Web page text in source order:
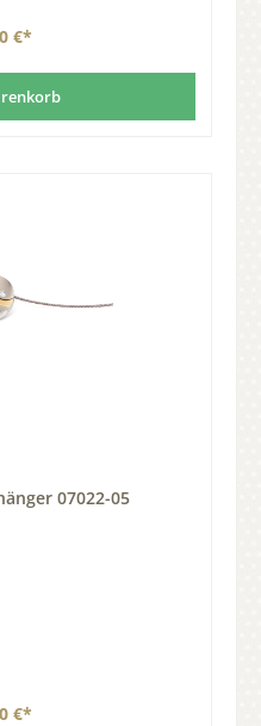
€*
07022-05
€*